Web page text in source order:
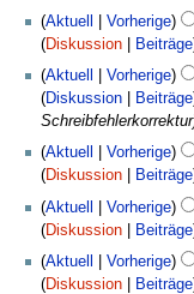
n
e
B
e
a
b
e
i
t
u
n
K
e
n
e
B
e
a
b
e
i
t
Aktuell Vorherige
Diskussion
Beiträge
K
e
e
B
e
a
b
Januar
2013
Aktuell Vorherige
Diskussion
Beiträge
Schreibfehlerkorrektur
16.
Januar
Aktuell Vorherige
Diskussion
Beiträge
K
e
n
e
Dezember
2011
Aktuell Vorherige
Diskussion
Beiträge
K
e
Juli
Aktuell Vorherige
Diskussion
Beiträge